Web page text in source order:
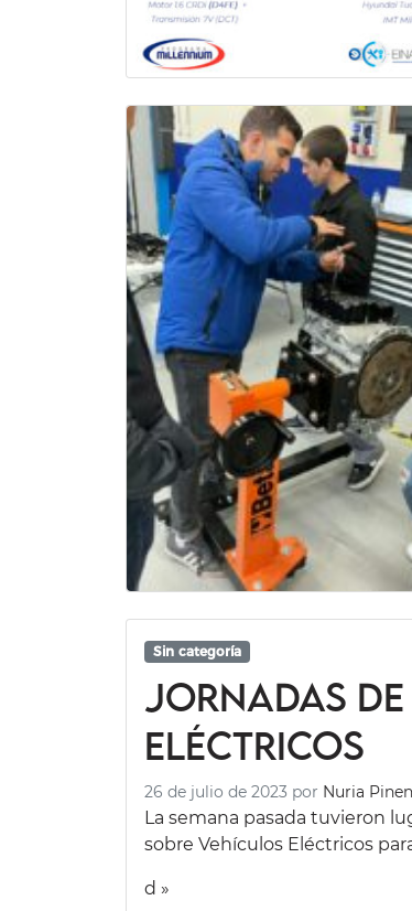
Sin categoría
Jornadas
Eléctricos
26 de julio de 2023 por Nuria
La semana pasada tuvieron
sobre Vehículos Eléctricos
d »